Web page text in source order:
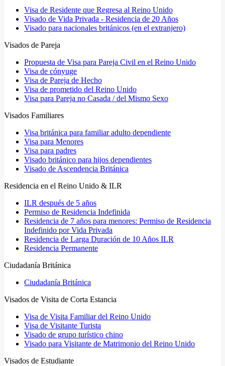
Visa de Residente que Regresa al Reino Unido
Visado de Vida Privada - Residencia de 20 Años
Visado para nacionales británicos (en el extranjero)
Visados de Pareja
Propuesta de Visa para Pareja Civil en el Reino Unido
Visa de cónyuge
Visa de Pareja de Hecho
Visa de prometido del Reino Unido
Visa para Pareja no Casada / del Mismo Sexo
Visados Familiares
Visa británica para familiar adulto dependiente
Visa para Menores
Visa para padres
Visado británico para hijos dependientes
Visado de Ascendencia Británica
Residencia en el Reino Unido & ILR
ILR después de 5 años
Permiso de Residencia Indefinida
Residencia de 7 años para menores: Permiso de Residencia
Indefinido por Vida Privada
Residencia de Larga Duración de 10 Años ILR
Residencia Permanente
Ciudadanía Británica
Ciudadanía Británica
Visados de Visita de Corta Estancia
Visa de Visita Familiar del Reino Unido
Visa de Visitante Turista
Visado de grupo turístico chino
Visado para Visitante de Matrimonio del Reino Unido
Visados de Estudiante